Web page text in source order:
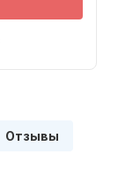
Отзывы